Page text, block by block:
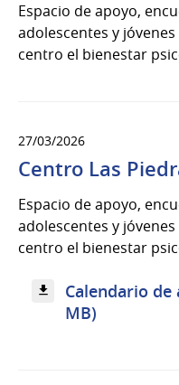
Espacio de apoyo,
adolescentes y
centro el bienestar
27/03/2026
Centro Las
Espacio de apoyo,
adolescentes y
centro el bienestar
Calendario de
MB)